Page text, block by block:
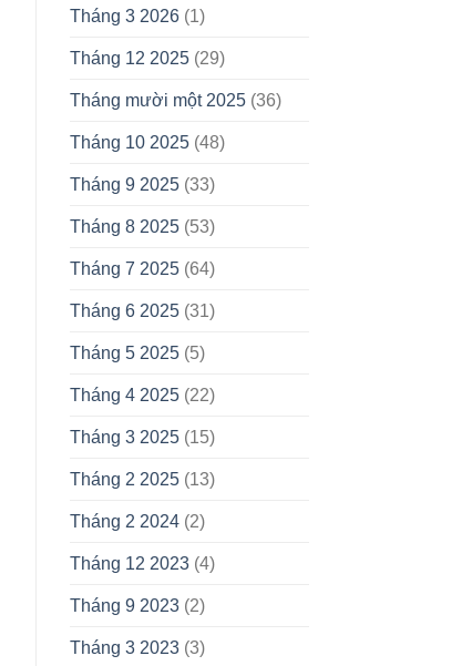
Tháng 3 2026(1)
Tháng 12 2025(29)
Tháng mười một 2025(36)
Tháng 10 2025(48)
Tháng 9 2025(33)
Tháng 8 2025(53)
Tháng 7 2025(64)
Tháng 6 2025(31)
Tháng 5 2025(5)
Tháng 4 2025(22)
Tháng 3 2025(15)
Tháng 2 2025(13)
Tháng 2 2024(2)
Tháng 12 2023(4)
Tháng 9 2023(2)
Tháng 3 2023(3)